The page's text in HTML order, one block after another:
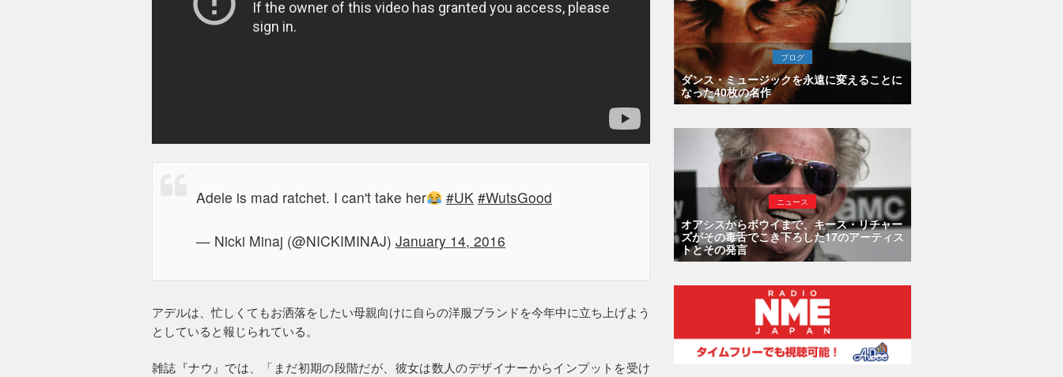
Adele is mad ratchet. I can't take her #UK #WutsGood
— Nicki Minaj (@NICKIMINAJ) January 14, 2016
アデルは、忙しくてもお洒落をしたい母親向けに自らの洋服ブランドを今年中に立ち上げよう
としていると報じられている。
雑誌『ナウ』では、「まだ初期の段階だが、彼女は数人のデザイナーからインプットを受け
ブログ
ダンス・ミュージックを永遠に変えることに
なった40枚の名作
ニュース
オアシスからボウイまで、キース・リチャー
ズがその毒舌でこき下ろした17のアーティス
トとその発言